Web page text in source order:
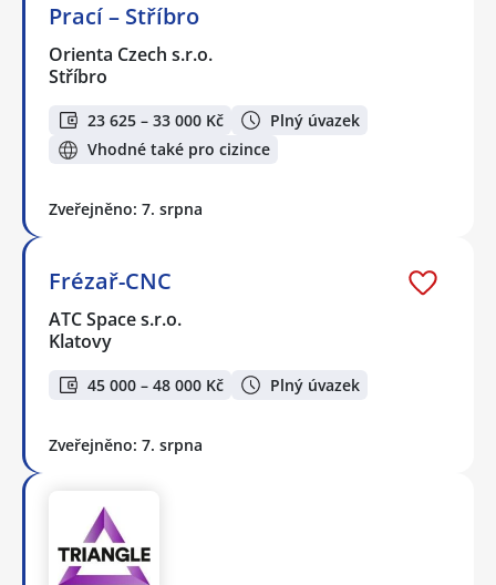
Prací – Stříbro
Orienta Czech s.r.o.
Stříbro
23 625 – 33 000 Kč
Plný úvazek
Vhodné také pro cizince
Zveřejněno: 7. srpna
Frézař-CNC
ATC Space s.r.o.
Klatovy
45 000 – 48 000 Kč Plný úvazek
Zveřejněno: 7. srpna